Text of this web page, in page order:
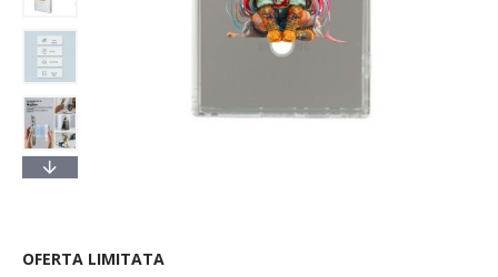
OFERTA LIMITATA